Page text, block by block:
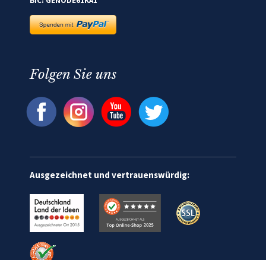
Folgen Sie uns
Ausgezeichnet und vertrauenswürdig: